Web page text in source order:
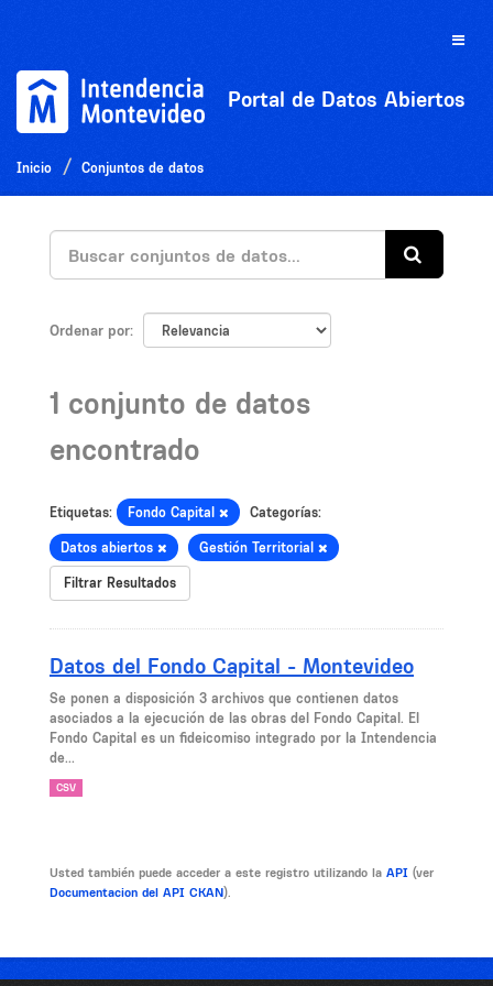
Toggle
Portal de Datos Abiertos
Inicio Conjuntos de datos
Ordenar por
1 conjunto de datos
encontrado
Etiquetas: Fondo Capital Categorías:
Datos abiertos Gestión Territorial
Filtrar Resultados
Datos del Fondo Capital - Montevideo
Se ponen a disposición 3 archivos que contienen datos
asociados a la ejecución de las obras del Fondo Capital. El
Fondo Capital es un fideicomiso integrado por la Intendencia
de...
CSV
Usted también puede acceder a este registro utilizando la API (ver
Documentacion del API CKAN).